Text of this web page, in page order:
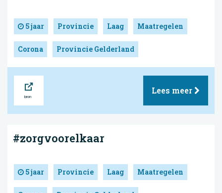
5 jaar Provincie Laag Maatregelen
Corona Provincie Gelderland
Lees meer
#zorgvoorelkaar
5 jaar Provincie Laag Maatregelen